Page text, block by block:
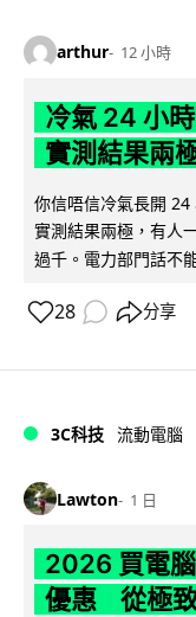
arthur 12 小時
冷氣 24 小
實測結果兩
你信唔信冷氣長開
實測結果兩極，有人
過千。電力部門話不
28 分享
3C科技 流動電腦
Lawton 1 日
2026 買電
優惠 從極致